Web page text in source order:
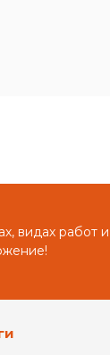
видах работ